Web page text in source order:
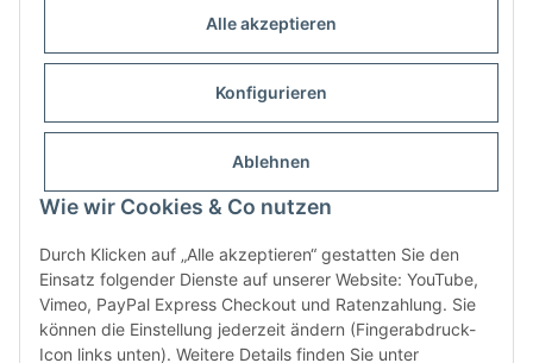
Alle akzeptieren
Konfigurieren
Ablehnen
Wie wir Cookies & Co nutzen
Durch Klicken auf „Alle akzeptieren“ gestatten Sie den
Einsatz folgender Dienste auf unserer Website: YouTube,
Vimeo, PayPal Express Checkout und Ratenzahlung. Sie
können die Einstellung jederzeit ändern (Fingerabdruck-
Icon links unten). Weitere Details finden Sie unter
Outdoor-Consulting GmbH
Kreuzäcker 13/1
D-88214 Ravensburg
+49 (751) 65285530
info@klettershop.de
www.klettershop.de